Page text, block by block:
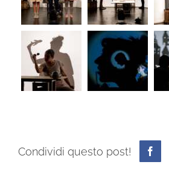
Condividi questo post!